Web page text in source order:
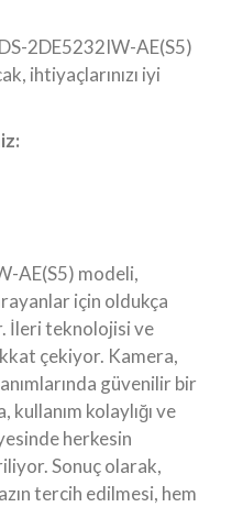
2DE5232IW-AE(S5)
ihtiyaçlarınızı iyi
AE(S5) modeli,
için oldukça
İleri teknolojisi ve
çekiyor. Kamera,
güvenilir bir
kolaylığı ve
herkesin
Sonuç olarak,
tercih edilmesi, hem